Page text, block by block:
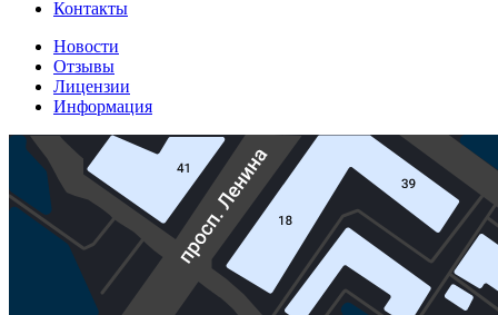
Контакты
Новости
Отзывы
Лицензии
Информация